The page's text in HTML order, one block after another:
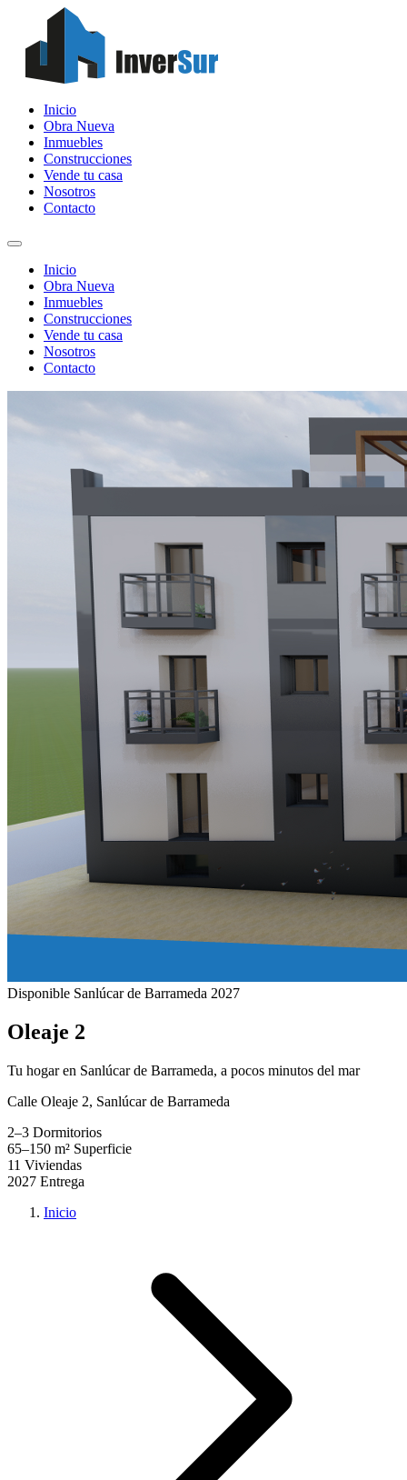
Inicio
Obra Nueva
Inmuebles
Construcciones
Vende tu casa
Nosotros
Contacto
Inicio
Obra Nueva
Inmuebles
Construcciones
Vende tu casa
Nosotros
Contacto
Disponible Sanlúcar de Barrameda 2027
Oleaje 2
Tu hogar en Sanlúcar de Barrameda, a pocos minutos del mar
Calle Oleaje 2, Sanlúcar de Barrameda
2–3 Dormitorios
65–150 m² Superficie
11 Viviendas
2027 Entrega
Inicio